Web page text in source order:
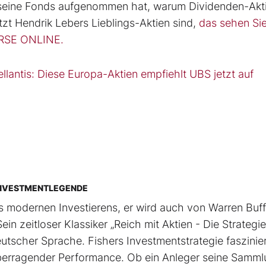
Fonds aufgenommen hat, warum Dividenden-
Hendrik Lebers Lieblings-Aktien sind, das sehen
ONLINE.
Diese Europa-Aktien empfiehlt UBS jetzt auf
Investierens, er wird auch von Warren
zeitloser Klassiker „Reich mit Aktien - Die
Sprache. Fishers Investmentstrategie
Performance. Ob ein Anleger seine